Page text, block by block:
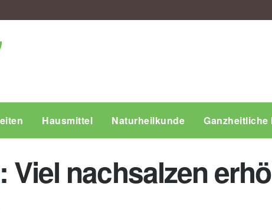
Hausmittel Naturheilkunde Ganzheitliche
Viel nachsalzen